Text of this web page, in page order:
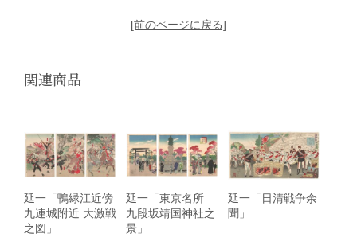
[前のページに戻る]
関連商品
延一「鴨緑江近傍
九連城附近 大激戦
之図」
延一「東京名所
九段坂靖国神社之
景」
延一「日清戦争余
聞」